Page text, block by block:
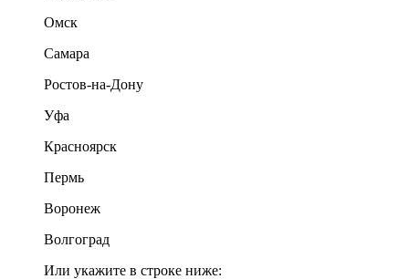
Омск
Самара
Ростов-на-Дону
Уфа
Красноярск
Пермь
Воронеж
Волгоград
Или укажите в строке ниже: